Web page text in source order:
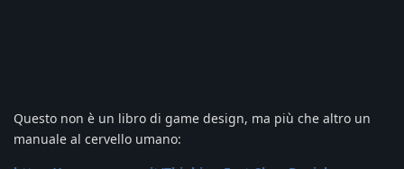
Questo non è un libro di game design, ma più che altro un
manuale al cervello umano: